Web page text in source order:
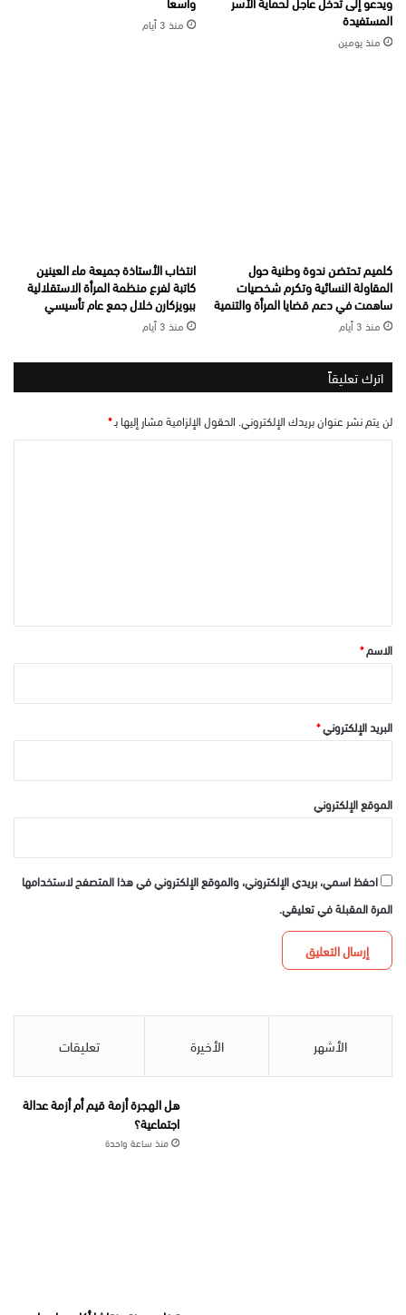
المستفيدة
منذ يومين
منذ 3 أيام
كلميم تحتضن ندوة وطنية حول
المقاولة النسائية وتكرم شخصيات
ساهمت في دعم قضايا المرأة والتنمية
منذ 3 أيام
انتخاب الأستاذة جميعة ماء العينين
كاتبة لفرع منظمة المرأة الاستقلالية
ببويزكارن خلال جمع عام تأسيسي
منذ 3 أيام
اترك تعليقاً
لن يتم نشر عنوان بريدك الإلكتروني. الحقول الإلزامية مشار إليها بـ*
*الاسم*
البريد الإلكتروني*
الموقع الإلكتروني
احفظ اسمي، بريدي الإلكتروني، والموقع الإلكتروني في هذا المتصفح لاستخدامها
المرة المقبلة في تعليقي.
الأشهر الأخيرة تعليقات
هل الهجرة أزمة قيم أم أزمة عدالة
اجتماعية؟
منذ ساعة واحدة